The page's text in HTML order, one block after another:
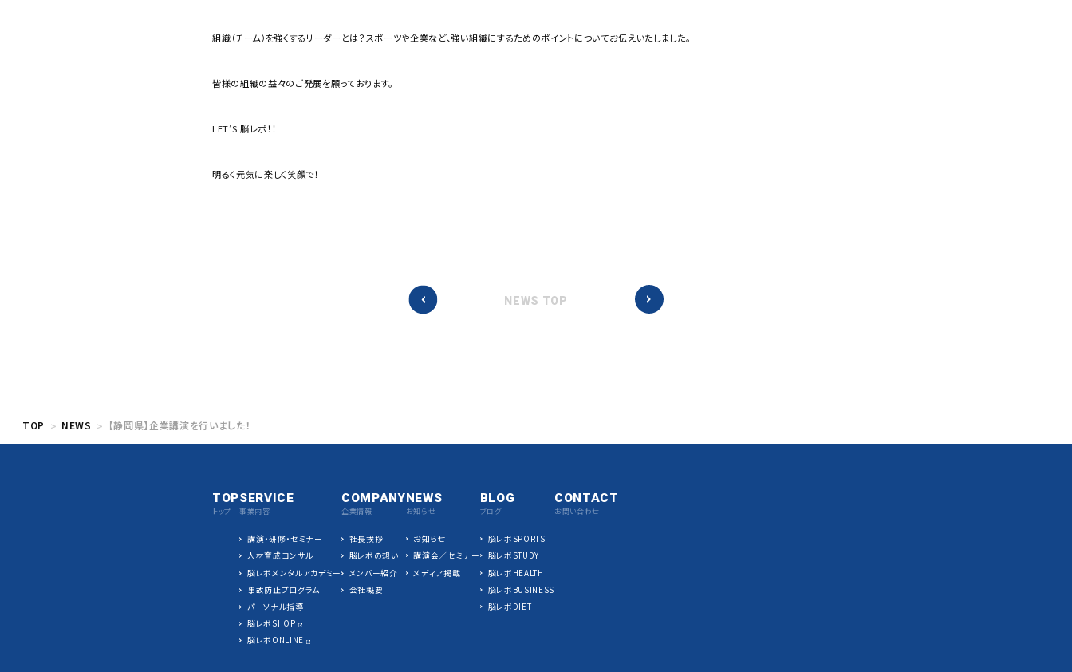
組織（チーム）を強くするリーダーとは？スポーツや企業など、強い組織にするためのポイントについてお伝えいたしました。
皆様の組織の益々のご発展を願っております。
LET’S 脳レボ！！
明るく元気に楽しく笑顔で！
NEWS TOP
TOP NEWS 【静岡県】企業講演を行いました！
TOP
トップ
SERVICE
事業内容
講演・研修・セミナー
人材育成コンサル
脳レボメンタルアカデミー
事故防止プログラム
パーソナル指導
脳レボSHOP
脳レボONLINE
COMPANY
企業情報
社長挨拶
脳レボの想い
メンバー紹介
会社概要
NEWS
お知らせ
お知らせ
講演会／セミナー
メディア掲載
BLOG
ブログ
脳レボSPORTS
脳レボSTUDY
脳レボHEALTH
脳レボBUSINESS
脳レボDIET
CONTACT
お問い合わせ